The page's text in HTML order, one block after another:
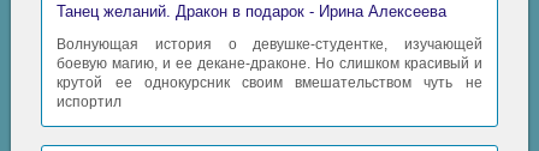
Танец желаний. Дракон в подарок - Ирина Алексеева
Волнующая история о девушке-студентке, изучающей
боевую магию, и ее декане-драконе. Но слишком красивый и
крутой ее однокурсник своим вмешательством чуть не
испортил